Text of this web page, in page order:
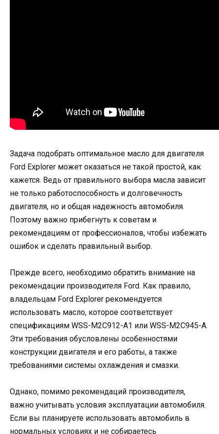
Задача подобрать оптимальное масло для двигателя
Ford Explorer может оказаться не такой простой, как
кажется. Ведь от правильного выбора масла зависит
не только работоспособность и долговечность
двигателя, но и общая надежность автомобиля.
Поэтому важно прибегнуть к советам и
рекомендациям от профессионалов, чтобы избежать
ошибок и сделать правильный выбор.
Прежде всего, необходимо обратить внимание на
рекомендации производителя Ford. Как правило,
владельцам Ford Explorer рекомендуется
использовать масло, которое соответствует
спецификациям WSS-M2C912-A1 или WSS-M2C945-A.
Эти требования обусловлены особенностями
конструкции двигателя и его работы, а также
требованиями системы охлаждения и смазки.
Однако, помимо рекомендаций производителя,
важно учитывать условия эксплуатации автомобиля.
Если вы планируете использовать автомобиль в
нормальных условиях и не собираетесь